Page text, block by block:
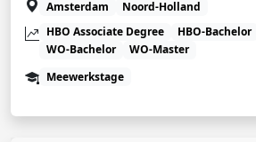
Amsterdam
Noord-Holland
HBO Associate Degree
HBO-Bachelor
WO-Bachelor
WO-Master
Meewerkstage